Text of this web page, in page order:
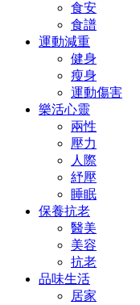
食安
食譜
運動減重
健身
瘦身
運動傷害
樂活心靈
兩性
壓力
人際
紓壓
睡眠
保養抗老
醫美
美容
抗老
品味生活
居家